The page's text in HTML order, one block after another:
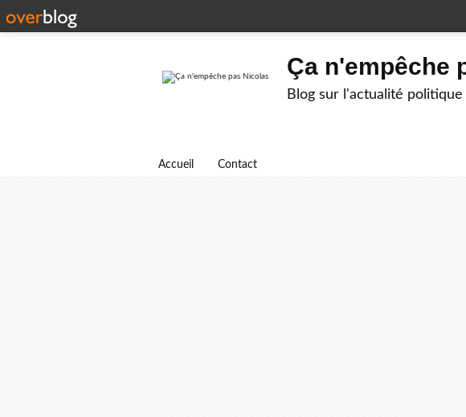
Ça n'empêche
Blog sur l'actualité
Accueil Contact